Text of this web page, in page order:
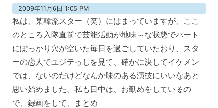
2009年11月6日 1:05 PM
私は、某韓流スター（笑）にはまっていますが、ここ
のところ入隊直前で芸能活動が地味～な状態でハート
にぽっかり穴が空いた毎日を過ごしていたおり、スタ
ーの恋人でユジテっしを見て、確かに決してイケメン
では、ないのだけどなんか味のある演技にいいなあと
思い始めました。私も日中は、お勤めをしているの
で、録画をして、まとめ